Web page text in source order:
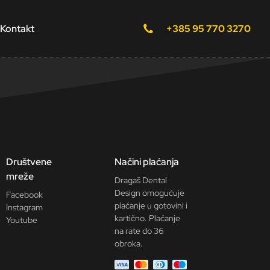
Kontakt +385 95 770 3270
Društvene
mreže
Facebook
Instagram
Youtube
Načini plaćanja
Dragaš Dental
Design omogućuje
plaćanje u gotovini i
kartično. Plaćanje
na rate do 36
obroka.